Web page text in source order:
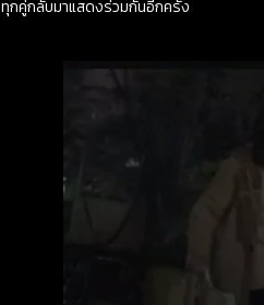
ทุกคู่กลับมาแสดงร่วมกันอีกครั้ง